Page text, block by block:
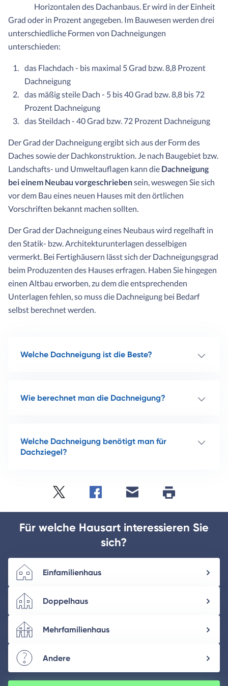
Horizontalen des Dachanbaus. Er wird in der Einheit
Grad oder in Prozent angegeben. Im Bauwesen werden drei
unterschiedliche Formen von Dachneigungen
unterschieden:
das Flachdach - bis maximal 5 Grad bzw. 8,8 Prozent
Dachneigung
das mäßig steile Dach - 5 bis 40 Grad bzw. 8,8 bis 72
Prozent Dachneigung
das Steildach - 40 Grad bzw. 72 Prozent Dachneigung
Der Grad der Dachneigung ergibt sich aus der Form des
Daches sowie der Dachkonstruktion. Je nach Baugebiet bzw.
Landschafts- und Umweltauflagen kann die Dachneigung
bei einem Neubau vorgeschriebensein, weswegen Sie sich
vor dem Bau eines neuen Hauses mit den örtlichen
Vorschriften bekannt machen sollten.
Der Grad der Dachneigung eines Neubaus wird regelhaft in
den Statik- bzw. Architekturunterlagen desselbigen
vermerkt. Bei Fertighäusern lässt sich der Dachneigungsgrad
beim Produzenten des Hauses erfragen. Haben Sie hingegen
einen Altbau erworben, zu dem die entsprechenden
Unterlagen fehlen, so muss die Dachneigung bei Bedarf
selbst berechnet werden.
Welche Dachneigung ist die Beste?
Wie berechnet man die Dachneigung?
Welche Dachneigung benötigt man für
Dachziegel?
mail
drucken
Für welche Hausart interessieren Sie
sich?
Einfamilienhaus
Doppelhaus
Mehrfamilienhaus
Andere